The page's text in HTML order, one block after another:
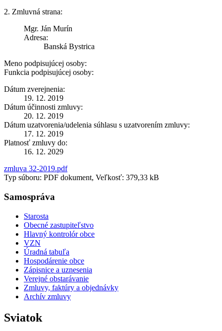
2. Zmluvná strana:
Mgr. Ján Murín
Adresa:
Banská Bystrica
Meno podpisujúcej osoby:
Funkcia podpisujúcej osoby:
Dátum zverejnenia:
19. 12. 2019
Dátum účinnosti zmluvy:
20. 12. 2019
Dátum uzatvorenia/udelenia súhlasu s uzatvorením zmluvy:
17. 12. 2019
Platnosť zmluvy do:
16. 12. 2029
zmluva 32-2019.pdf
Typ súboru: PDF dokument, Veľkosť: 379,33 kB
Samospráva
Starosta
Obecné zastupiteľstvo
Hlavný kontrolór obce
VZN
Úradná tabuľa
Hospodárenie obce
Zápisnice a uznesenia
Verejné obstarávanie
Zmluvy, faktúry a objednávky
Archív zmluvy
Sviatok